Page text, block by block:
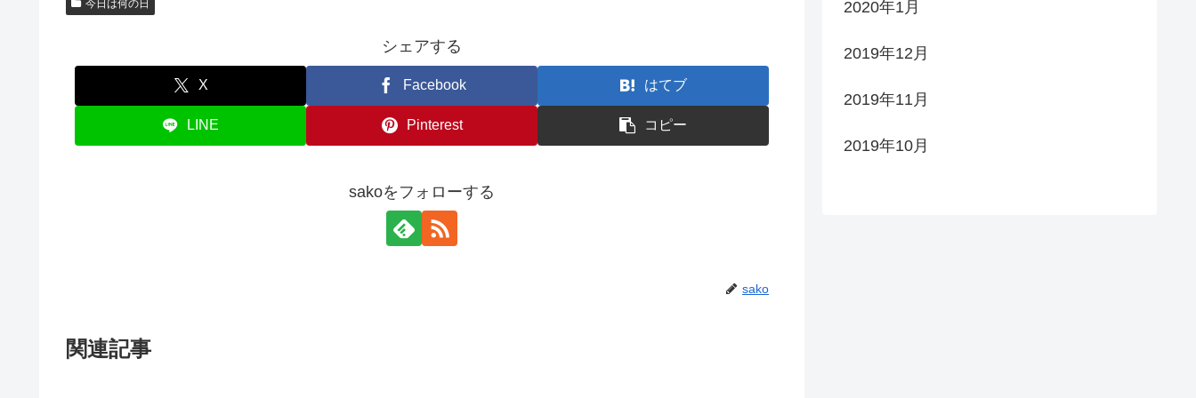
今日は何の日
シェアする
X Facebook はてブ
LINE Pinterest コピー
sakoをフォローする
sako
関連記事
2020年1月
2019年12月
2019年11月
2019年10月